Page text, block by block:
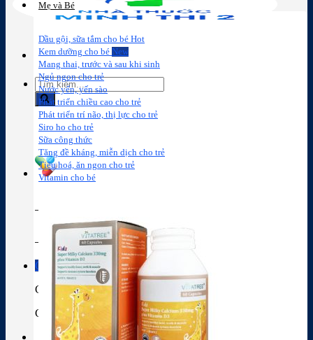
Sữa công
thức
Thành phần thuốc
Giỏ hàng
Giỏ hàng
Chưa có sản phẩm trong giỏ hàng.
Mẹ và Bé
Dầu gội, sữa tắm cho bé
Kem dưỡng cho bé
Mang thai, trước và sau khi sinh
Ngủ ngon cho trẻ
Nước yến, yến sào
Phát triển chiều cao cho trẻ
Phát triển trí não, thị lực cho trẻ
Siro ho cho trẻ
Sữa công thức
Tăng đề kháng, miễn dịch cho trẻ
Tiêu hoá, ăn ngon cho trẻ
Vitamin cho bé